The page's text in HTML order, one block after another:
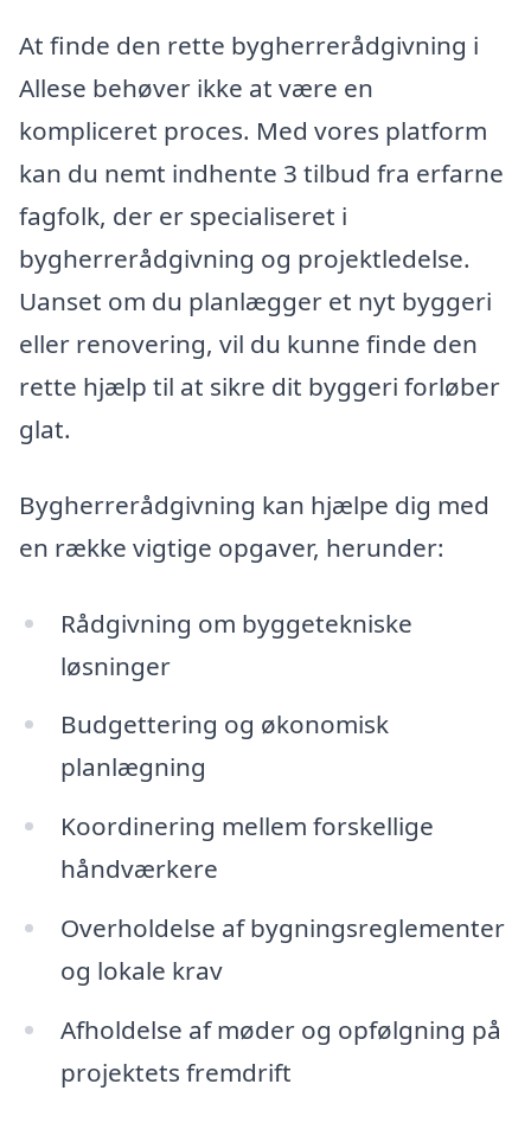
At finde den rette bygherrerådgivning i
Allese behøver ikke at være en
kompliceret proces. Med vores platform
kan du nemt indhente 3 tilbud fra erfarne
fagfolk, der er specialiseret i
bygherrerådgivning og projektledelse.
Uanset om du planlægger et nyt byggeri
eller renovering, vil du kunne finde den
rette hjælp til at sikre dit byggeri forløber
glat.
Bygherrerådgivning kan hjælpe dig med
en række vigtige opgaver, herunder:
Rådgivning om byggetekniske
løsninger
Budgettering og økonomisk
planlægning
Koordinering mellem forskellige
håndværkere
Overholdelse af bygningsreglementer
og lokale krav
Afholdelse af møder og opfølgning på
projektets fremdrift